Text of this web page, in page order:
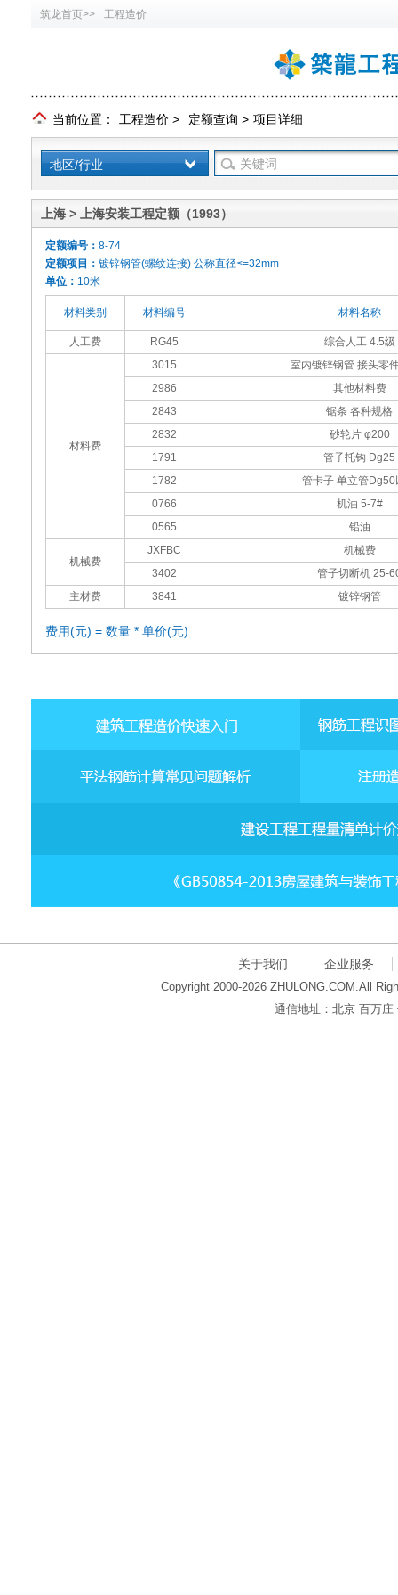
筑龙首页>> 工程造价
当前位置： 工程造价 > 定额查询 > 项目详细
地区/行业
上海 > 上海安装工程定额（1993）
定额编号： 8-74
定额项目： 镀锌钢管(螺纹连接) 公称直径<=32mm
单位： 10米
材料类别 材料编号 材料名称
人工费 RG45 综合人工 4.5级
材料费
3015
室内镀锌钢管 接头零
2986
其他材料费
2843
锯条 各种规格
2832
砂轮片 φ200
1791
管子托钩 Dg25
1782
管卡子 单立管Dg50
0766
机油 5-7#
0565
铅油
机械费
JXFBC
机械费
3402
管子切断机 25-
主材费
3841 镀锌钢管
费用(元) = 数量 * 单价(元)
关于我们 企业服务
Copyright 2000-2026 ZHULONG.COM.All
通信地址：北京 百万